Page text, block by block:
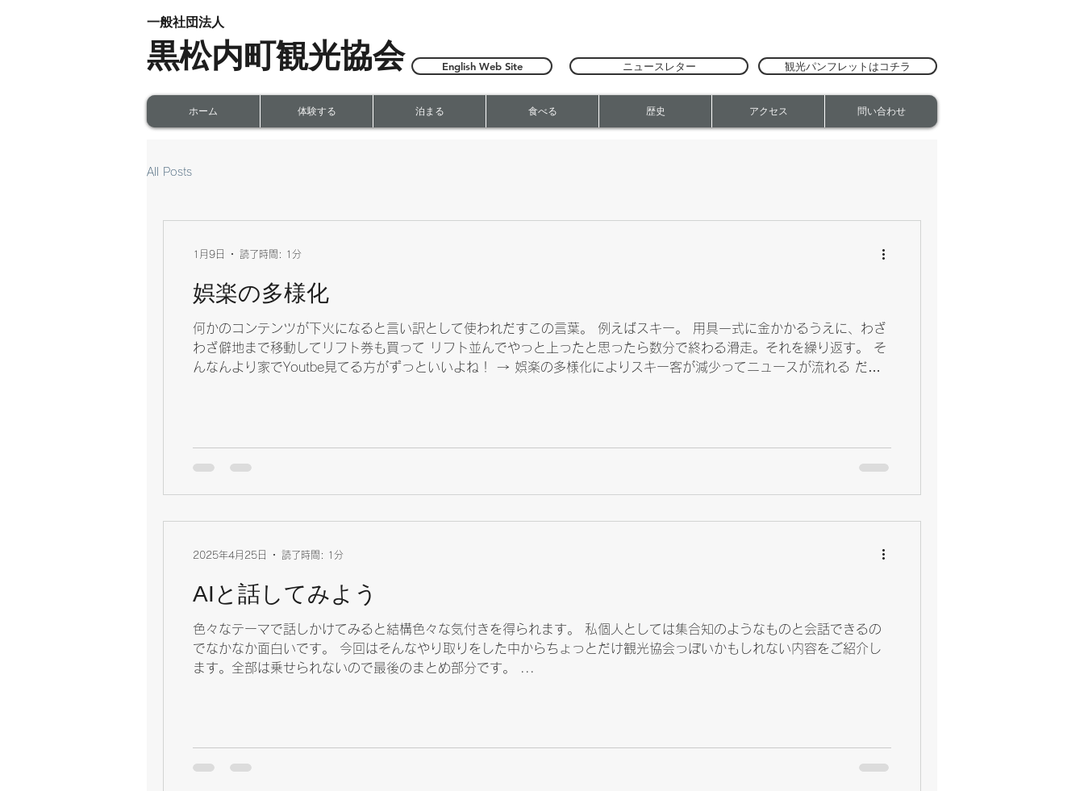
一般社団法人
黒松内町観光協会 English Web Site ニュースレター 観光パンフレットはコチラ
ホーム 体験する 泊まる 食べる 歴史 アクセス 問い合わせ
All Posts
娯楽の多様化
何かのコンテンツが下火になると言い訳として使われだすこの言葉。 例えばスキー。 用具一式に金かかるうえに、わざ
わざ僻地まで移動してリフト券も買って リフト並んでやっと上ったと思ったら数分で終わる滑走。それを繰り返す。 そ
んなんより家でYoutbe見てる方がずっといいよね！ → 娯楽の多様化によりスキー客が減少ってニュースが流れる だが
なんて思ったりします。 別に黒松内の観光はそういう価値の高いもんだ！とかいう宣伝ではなく、 貧乏くせぇ考え方は
1月9日 読了時間: 1分
AIと話してみよう
色々なテーマで話しかけてみると結構色々な気付きを得られます。 私個人としては集合知のようなものと会話できるの
でなかなか面白いです。 今回はそんなやり取りをした中からちょっとだけ観光協会っぽいかもしれない内容をご紹介し
ます。全部は乗せられないので最後のまとめ部分です。 ...
2025年4月25日 読了時間: 1分